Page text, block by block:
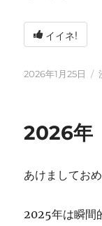
イイネ!
投
2026年1月25日
2026年
あけましてお
2025年は瞬間